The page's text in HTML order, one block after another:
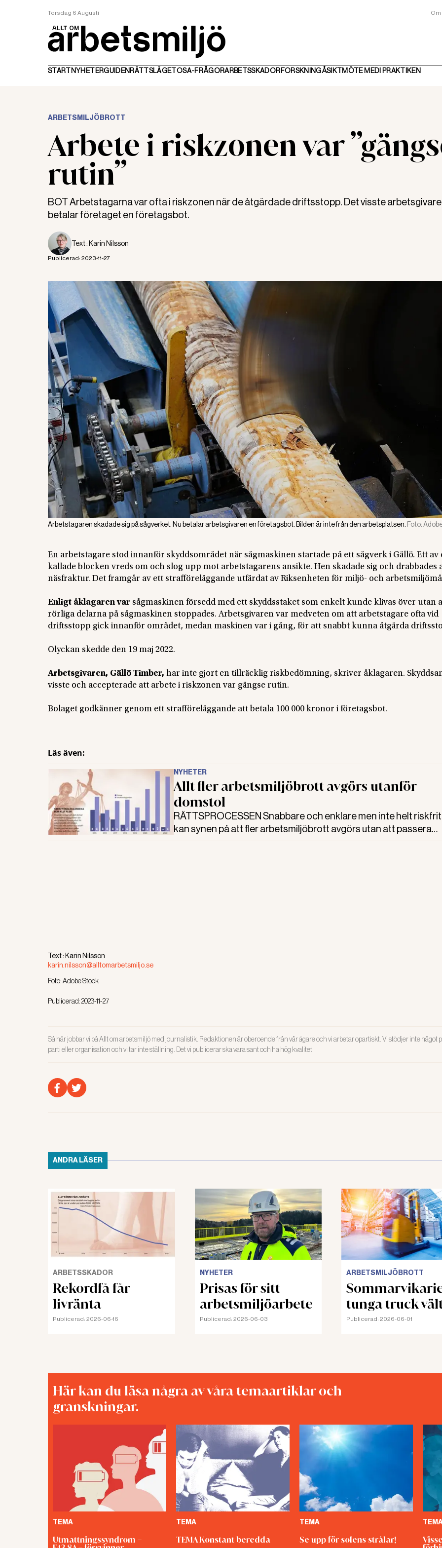
Torsdag 6 Augusti
STARTNYHETERGUIDEN RÄTTSLÄGETOSA-FRÅGORARBETSSKADORFORSKNINGÅSIKTMÖTE MED I PRAKTIKEN
ARBETSMILJÖBROTT
Arbete i riskzonen var
rutin”
BOT Arbetstagarna var ofta i riskzonen när de åtgärdade driftsstopp. Det visste
betalar företaget en företagsbot.
Text : Karin Nilsson
Publicerad: 2023-11-27
Arbetstagaren skadade sig på sågverket. Nu betalar arbetsgivaren en företagsbot. Bilden är inte från den arbetsplatsen. Foto:
En arbetstagare stod innanför skyddsområdet när sågmaskinen startade på ett sågverk i Gällö. Ett av
kallade blocken vreds om och slog upp mot arbetstagarens ansikte. Hen skadade sig och drabbades
näsfraktur. Det framgår av ett strafföreläggande utfärdat av Riksenheten för miljö- och
Enligt åklagaren var sågmaskinen försedd med ett skyddsstaket som enkelt kunde klivas över utan
rörliga delarna på sågmaskinen stoppades. Arbetsgivaren var medveten om att arbetstagare ofta vid
driftsstopp gick innanför området, medan maskinen var i gång, för att snabbt kunna åtgärda
Olyckan skedde den 19 maj 2022.
Arbetsgivaren, Gällö Timber, har inte gjort en tillräcklig riskbedömning, skriver åklagaren.
visste och accepterade att arbete i riskzonen var gängse rutin.
Bolaget godkänner genom ett strafföreläggande att betala 100 000 kronor i företagsbot.
Läs även:
NYHETER
Allt fler arbetsmiljöbrott avgörs utanför
domstol
RÄTTSPROCESSEN Snabbare och enklare men inte helt
kan synen på att fler arbetsmiljöbrott avgörs utan att passera
Text :Karin Nilsson
karin.nilsson@alltomarbetsmiljo.se
Foto:Adobe Stock
Publicerad:2023-11-27
Så här jobbar vi på Allt om arbetsmiljö med journalistik. Redaktionen är oberoende från vår ägare och vi arbetar opartiskt. Vi stödjer inte något
parti eller organisation och vi tar inte ställning. Det vi publicerar ska vara sant och ha hög kvalitet.
ANDRA LÄSER
ARBETSSKADOR
Rekordfå får
livränta
Publicerad: 2026-06-16
NYHETER
Prisas för sitt
arbetsmiljöarbete
Publicerad: 2026-06-03
ARBETSMILJÖBROTT
tunga truck
Publicerad: 2026-06-01
Här kan du läsa några av våra temaartiklar och
granskningar.
TEMA
Utmattningssyndrom –
TEMA
TEMA Konstant beredda
TEMA
Se upp för solens strålar!